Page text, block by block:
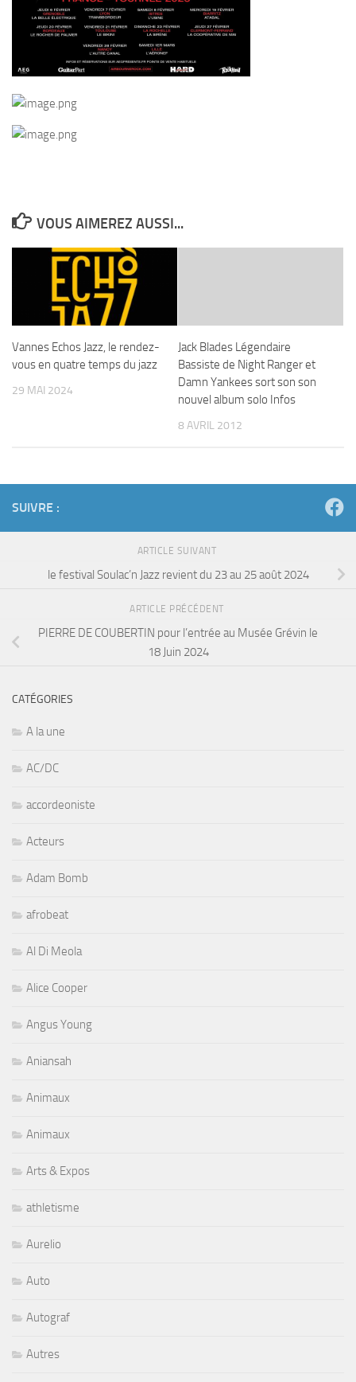
VOUS AIMEREZ AUSSI...
Vannes Echos Jazz, le rendez-
vous en quatre temps du jazz
29 MAI 2024
Jack Blades Légendaire
Bassiste de Night Ranger et
Damn Yankees sort son son
nouvel album solo Infos
8 AVRIL 2012
SUIVRE :
ARTICLE SUIVANT
le festival Soulac’n Jazz revient du 23 au 25 août 2024
ARTICLE PRÉCÉDENT
PIERRE DE COUBERTIN pour l’entrée au Musée Grévin le
18 Juin 2024
CATÉGORIES
A la une
AC/DC
accordeoniste
Acteurs
Adam Bomb
afrobeat
Al Di Meola
Alice Cooper
Angus Young
Aniansah
Animaux
Animaux
Arts & Expos
athletisme
Aurelio
Auto
Autograf
Autres